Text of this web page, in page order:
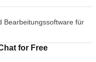
Bearbeitungssoftware für
Chat for Free